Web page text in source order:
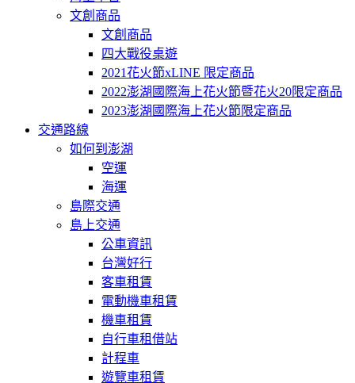
文創商品
文創商品
四大戰役桌遊
2021花火節xLINE 限定商品
2022澎湖國際海上花火節暨花火20限定商品
2023澎湖國際海上花火節限定商品
交通路線
如何到澎湖
空運
海運
島際交通
島上交通
公車資訊
台灣好行
客車租賃
電動機車租賃
機車租賃
自行車租借站
計程車
遊覽車租賃